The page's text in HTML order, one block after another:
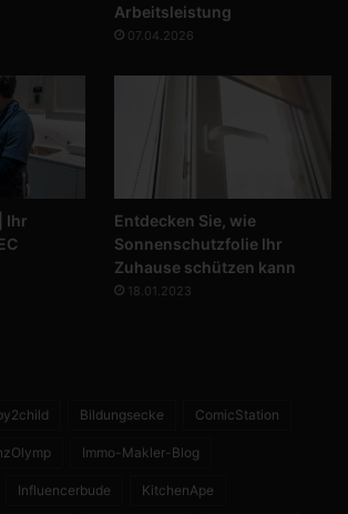
Arbeitsleistung
07.04.2026
Ihr
Entdecken Sie, wie
Sonnenschutzfolie Ihr
Zuhause schützen kann
18.01.2023
Bildungsecke ComicStation
Immo-Makler-Blog
Influencerbude KitchenApe